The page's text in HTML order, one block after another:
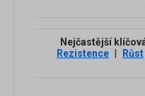
Nejčastější
Rezistence
Růst